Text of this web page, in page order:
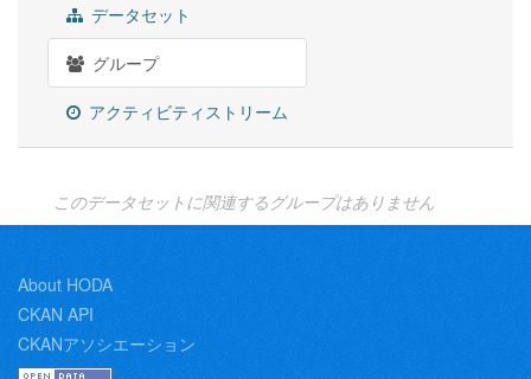
データセット
グループ
アクティビティストリーム
このデータセットに関連するグループはありません
About HODA
CKAN API
CKANアソシエーション